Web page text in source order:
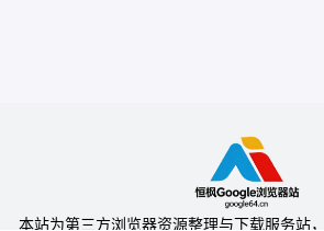
本站为第三方浏览器资源整理与下载服务站